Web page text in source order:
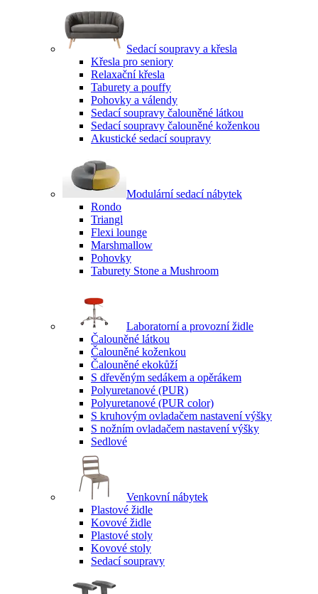
Sedací soupravy a křesla
Křesla pro seniory
Relaxační křesla
Taburety a pouffy
Pohovky a válendy
Sedací soupravy čalouněné látkou
Sedací soupravy čalouněné koženkou
Akustické sedací soupravy
Modulární sedací nábytek
Rondo
Triangl
Flexi lounge
Marshmallow
Pohovky
Taburety Stone a Mushroom
Laboratorní a provozní židle
Čalouněné látkou
Čalouněné koženkou
Čalouněné ekokůží
S dřevěným sedákem a opěrákem
Polyuretanové (PUR)
Polyuretanové (PUR color)
S kruhovým ovladačem nastavení výšky
S nožním ovladačem nastavení výšky
Sedlové
Venkovní nábytek
Plastové židle
Kovové židle
Plastové stoly
Kovové stoly
Sedací soupravy